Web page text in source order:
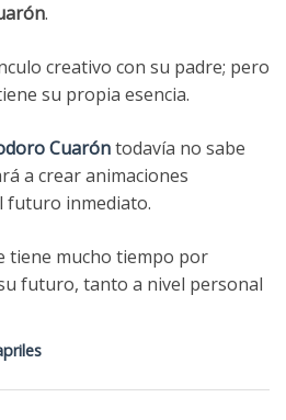
.
creativo con su padre; pero
su propia esencia.
Cuaróntodavía no sabe
a crear animaciones
futuro inmediato.
tiene mucho tiempo por
futuro, tanto a nivel personal